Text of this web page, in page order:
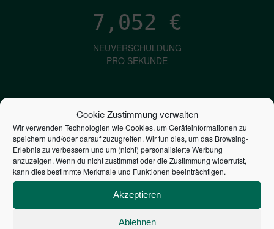
Cookie Zustimmung verwalten
Wir verwenden Technologien wie Cookies, um Geräteinformationen zu
speichern und/oder darauf zuzugreifen. Wir tun dies, um das Browsing-
Erlebnis zu verbessern und um (nicht) personalisierte Werbung
anzuzeigen. Wenn du nicht zustimmst oder die Zustimmung widerrufst,
kann dies bestimmte Merkmale und Funktionen beeinträchtigen.
Akzeptieren
Ablehnen
7,052 €
NEUVERSCHULDUNG
PRO SEKUNDE
1,601€
ZINSEN
PRO SEKUNDE
2,806,832,567,414
STAATSVERSCHULDUNG